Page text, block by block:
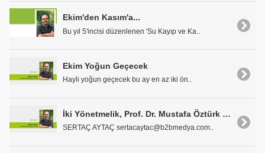
Ekim'den Kasım'a...
Bu yıl 5'incisi düzenlenen 'Su Kayıp ve Ka..
Ekim Yoğun Geçecek
Hayli yoğun geçecek bu ay en az iki ön..
İki Yönetmelik, Prof. Dr. Mustafa Öztürk ve Yeni Yayın Dönemi...
SERTAÇ AYTAÇ sertacaytac@b2bmedya.com..